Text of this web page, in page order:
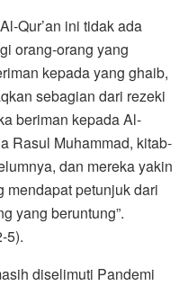
Qur’an ini tidak ada
orang-orang yang
kepada yang ghaib,
sebagian dari rezeki
beriman kepada Al-
Rasul Muhammad, kitab-
dan mereka yakin
mendapat petunjuk dari
yang beruntung”.
5).
diselimuti Pandemi